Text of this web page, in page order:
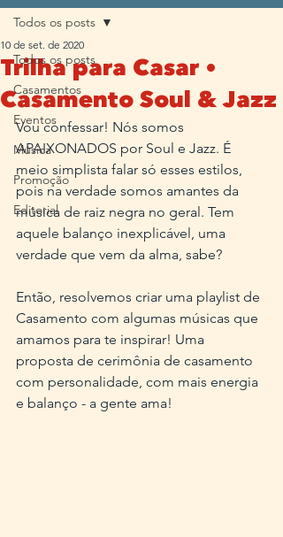
Todos os posts
Casamentos
Eventos
Música
Promoção
Editorial
Todos os posts
Trilha para Casar •
Casamento Soul & Jazz
10 de set. de 2020
Vou confessar! Nós somos
APAIXONADOS por Soul e Jazz. É
meio simplista falar só esses estilos,
pois na verdade somos amantes da
música de raiz negra no geral. Tem
aquele balanço inexplicável, uma
verdade que vem da alma, sabe?
Então, resolvemos criar uma playlist de
Casamento com algumas músicas que
amamos para te inspirar! Uma
proposta de cerimônia de casamento
com personalidade, com mais energia
e balanço - a gente ama!